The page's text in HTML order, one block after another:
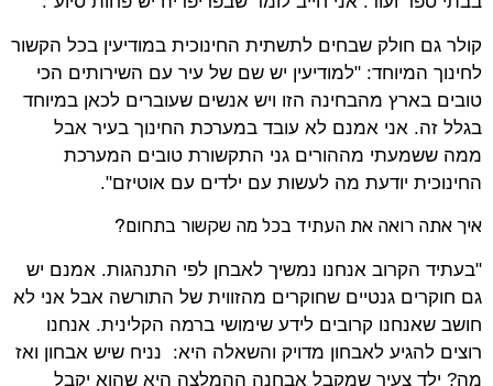
קולר גם חולק שבחים לתשתית החינוכית במודיעין בכל הקשור
לחינוך המיוחד: "למודיעין יש שם של עיר עם השירותים הכי
טובים בארץ מהבחינה הזו ויש אנשים שעוברים לכאן במיוחד
בגלל זה. אני אמנם לא עובד במערכת החינוך בעיר אבל
ממה ששמעתי מההורים גני התקשורת טובים המערכת
החינוכית יודעת מה לעשות עם ילדים עם אוטיזם".
איך אתה רואה את העתיד בכל מה שקשור בתחום?
"בעתיד הקרוב אנחנו נמשיך לאבחן לפי התנהגות. אמנם יש
גם חוקרים גנטיים שחוקרים מהזווית של התורשה אבל אני לא
חושב שאנחנו קרובים לידע שימושי ברמה הקלינית. אנחנו
רוצים להגיע לאבחון מדויק והשאלה היא: נניח שיש אבחון ואז
מה? ילד צעיר שמקבל אבחנה ההמלצה היא שהוא יקבל